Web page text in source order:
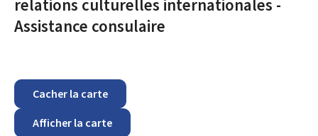
relations culturelles internationales -
Assistance consulaire
Cacher la carte
Afficher la carte